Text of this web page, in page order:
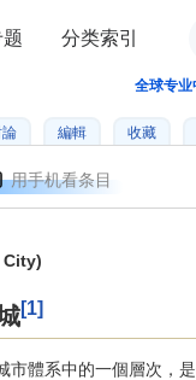
全球专业
論 編輯 收藏
用手机看条目
City)
[1]
市體系中的一個層次，
分类索引